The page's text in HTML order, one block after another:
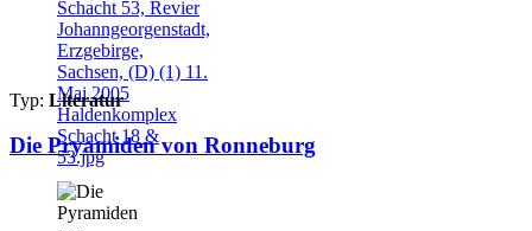
Typ: Literatur
Die Pryamiden von Ronneburg